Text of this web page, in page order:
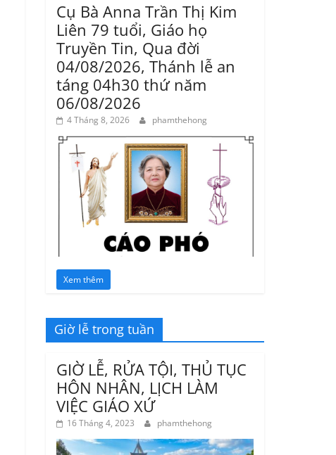
Cụ Bà Anna Trần Thị Kim
Liên 79 tuổi, Giáo họ
Truyền Tin, Qua đời
04/08/2026, Thánh lễ an
táng 04h30 thứ năm
06/08/2026
4 Tháng 8, 2026 phamthehong
Xem thêm
Giờ lễ trong tuần
GIỜ LỄ, RỬA TỘI, THỦ TỤC
HÔN NHÂN, LỊCH LÀM
VIỆC GIÁO XỨ
16 Tháng 4, 2023 phamthehong